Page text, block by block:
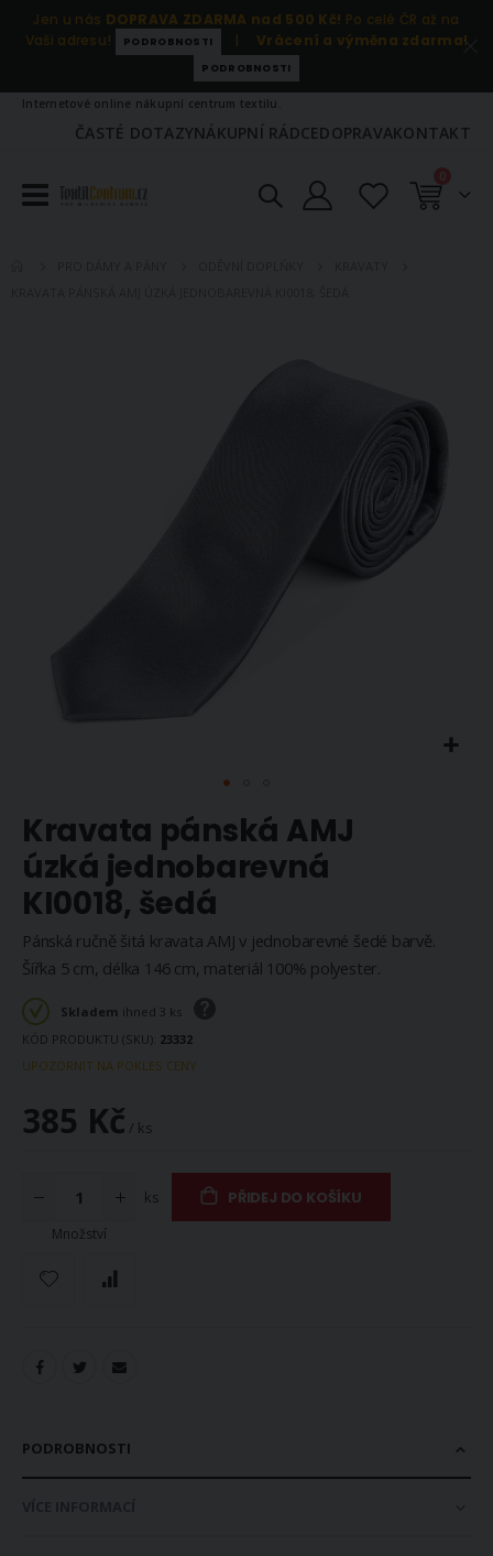
Jen u nás DOPRAVA ZDARMA nad 500 Kč! Po celé ČR až na
Vaši adresu!
PODROBNOSTI | Vrácení a výměna zdarma!
PODROBNOSTI
Internetové online nákupní centrum textilu.
ČASTÉ DOTAZYNÁKUPNÍ RÁDCEDOPRAVAKONTAKT
Košík
0položky
na
začátek
galerie
s
obrázky
Kravata pánská AMJ
úzká jednobarevná
KI0018, šedá
Pánská ručně šitá kravata AMJ v jednobarevné šedé barvě.
Šířka 5 cm, délka 146 cm, materiál 100% polyester.
Skladem ihned 3 ks
KÓD PRODUKTU (SKU) 23332
UPOZORNIT NA POKLES CENY
385 Kč / ks
Množství
ks PŘIDEJ DO KOŠÍKU
PODROBNOSTI